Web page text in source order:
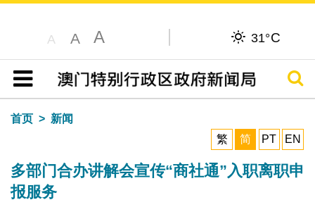
A A A 31°C
目录
搜寻
首页
新闻
繁
简 PT EN
多部门合办讲解会宣传“商社通”入职离职申
报服务